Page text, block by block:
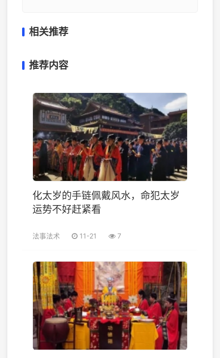
相关推荐
推荐内容
化太岁的手链佩戴风水，命犯太岁
运势不好赶紧看
法事法术 11-21 7